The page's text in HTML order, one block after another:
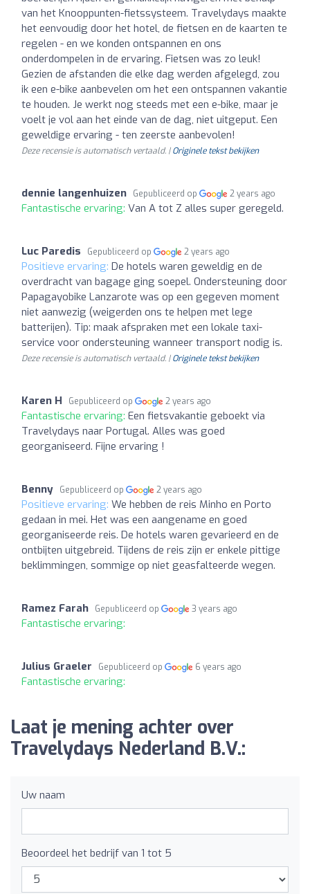
van het Knooppunten-fietssysteem. Travelydays maakte
het eenvoudig door het hotel, de fietsen en de kaarten te
regelen - en we konden ontspannen en ons
onderdompelen in de ervaring. Fietsen was zo leuk!
Gezien de afstanden die elke dag werden afgelegd, zou
ik een e-bike aanbevelen om het een ontspannen vakantie
te houden. Je werkt nog steeds met een e-bike, maar je
voelt je vol aan het einde van de dag, niet uitgeput. Een
geweldige ervaring - ten zeerste aanbevolen!
Deze recensie is automatisch vertaald. |Originele tekst bekijken
dennie langenhuizen Gepubliceerd op 2 years ago
Fantastische ervaring: Van A tot Z alles super geregeld.
Luc Paredis Gepubliceerd op 2 years ago
Positieve ervaring: De hotels waren geweldig en de
overdracht van bagage ging soepel. Ondersteuning door
Papagayobike Lanzarote was op een gegeven moment
niet aanwezig (weigerden ons te helpen met lege
batterijen). Tip: maak afspraken met een lokale taxi-
service voor ondersteuning wanneer transport nodig is.
Deze recensie is automatisch vertaald. |Originele tekst bekijken
Karen H Gepubliceerd op 2 years ago
Fantastische ervaring: Een fietsvakantie geboekt via
Travelydays naar Portugal. Alles was goed
georganiseerd. Fijne ervaring !
Benny Gepubliceerd op 2 years ago
Positieve ervaring: We hebben de reis Minho en Porto
gedaan in mei. Het was een aangename en goed
georganiseerde reis. De hotels waren gevarieerd en de
ontbijten uitgebreid. Tijdens de reis zijn er enkele pittige
beklimmingen, sommige op niet geasfalteerde wegen.
Ramez Farah Gepubliceerd op 3 years ago
Fantastische ervaring:
Julius Graeler Gepubliceerd op 6 years ago
Fantastische ervaring:
Laat je mening achter over
Travelydays Nederland B.V.:
Uw naam
Beoordeel het bedrijf van 1 tot 5